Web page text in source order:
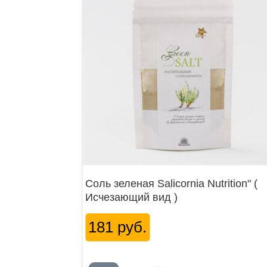
Соль зеленая Salicornia Nutrition" (
Исчезающий вид )
181 руб.